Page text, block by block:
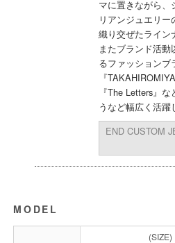
マに置きながら、
リアンジュエリ
織り交ぜたライン
またブランド活
るファッションブ
『
『The Letters』
うなど幅広く活躍
END CUSTOM
MODEL